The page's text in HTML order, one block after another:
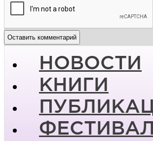
НОВОСТИ
КНИГИ